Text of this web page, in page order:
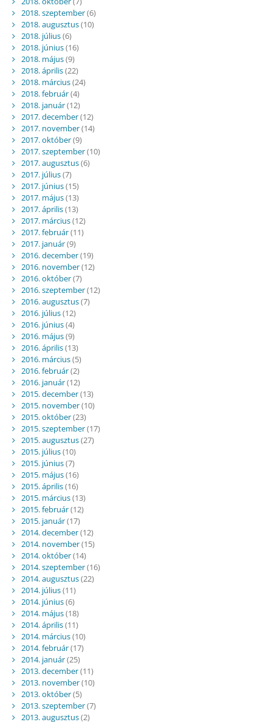
2018. szeptember(6)
2018. augusztus(10)
2018. július(6)
2018. június(16)
2018. május(9)
2018. április(22)
2018. március(24)
2018. február(4)
2018. január(12)
2017. december(12)
2017. november(14)
2017. október(9)
2017. szeptember(10)
2017. augusztus(6)
2017. július(7)
2017. június(15)
2017. május(13)
2017. április(13)
2017. március(12)
2017. február(11)
2017. január(9)
2016. december(19)
2016. november(12)
2016. október(7)
2016. szeptember(12)
2016. augusztus(7)
2016. július(12)
2016. június(4)
2016. május(9)
2016. április(13)
2016. március(5)
2016. február(2)
2016. január(12)
2015. december(13)
2015. november(10)
2015. október(23)
2015. szeptember(17)
2015. augusztus(27)
2015. július(10)
2015. június(7)
2015. május(16)
2015. április(16)
2015. március(13)
2015. február(12)
2015. január(17)
2014. december(12)
2014. november(15)
2014. október(14)
2014. szeptember(16)
2014. augusztus(22)
2014. július(11)
2014. június(6)
2014. május(18)
2014. április(11)
2014. március(10)
2014. február(17)
2014. január(25)
2013. december(11)
2013. november(10)
2013. október(5)
2013. szeptember(7)
2013. augusztus(2)